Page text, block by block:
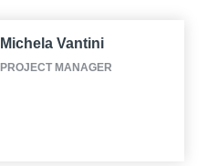
Michela Vantini
PROJECT MANAGER